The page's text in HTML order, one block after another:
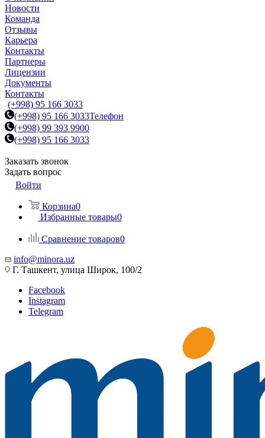
Новости
Команда
Отзывы
Карьера
Контакты
Партнеры
Лицензии
Документы
Контакты
(+998) 95 166 3033
(+998) 95 166 3033Телефон
(+998) 99 393 9900
(+998) 95 166 3033
Заказать звонок
Задать вопрос
Войти
Корзина0
Избранные товары0
Сравнение товаров0
info@minora.uz
Г. Ташкент, улица Широк, 100/2
Facebook
Instagram
Telegram